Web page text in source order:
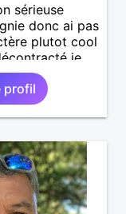
sérieuse
donc ai pas
plutot cool
je
une
nature
de simple
profil